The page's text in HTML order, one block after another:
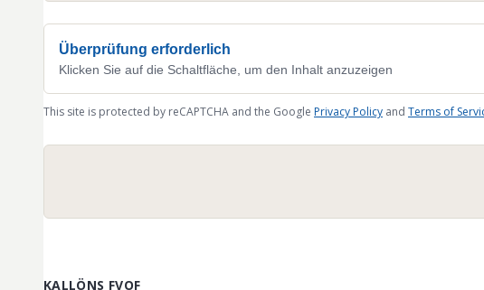
Überprüfung erforderlich
Klicken Sie auf die Schaltfläche, um den Inhalt anzuzeigen
This site is protected by reCAPTCHA and the Google Privacy Policy and Terms of
KALLÖNS FVOF